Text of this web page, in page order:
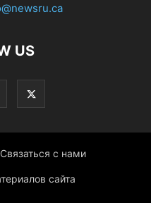
US
Связаться с нами
сайта